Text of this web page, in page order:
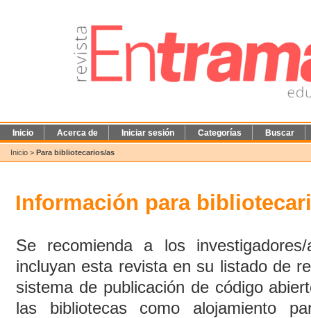
Inicio Acerca de Iniciar sesión Categorías Buscar
Inicio > Para bibliotecarios/as
Información para
Se recomienda a los
incluyan esta revista en su listado de
sistema de publicación de código
las bibliotecas como alojamiento